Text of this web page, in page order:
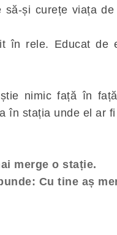
să-și curețe viața
în rele. Educat de
nimic față în
în stația unde el ar
merge o stație.
Cu tine aș